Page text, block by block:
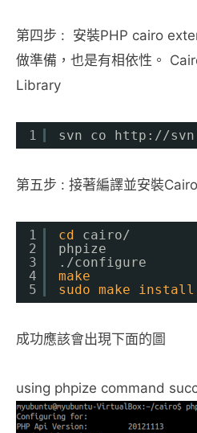
第四步 : 安裝PHP cairo
做準備，也是有相依性。
Library
1 svn co http: //svn
第五步 : 接著編譯並安裝Cairo
1
2
3
4
5
cd
cairo/
phpize
. /configure
make
sudo make install
成功應該會出現下面的圖
using phpize command